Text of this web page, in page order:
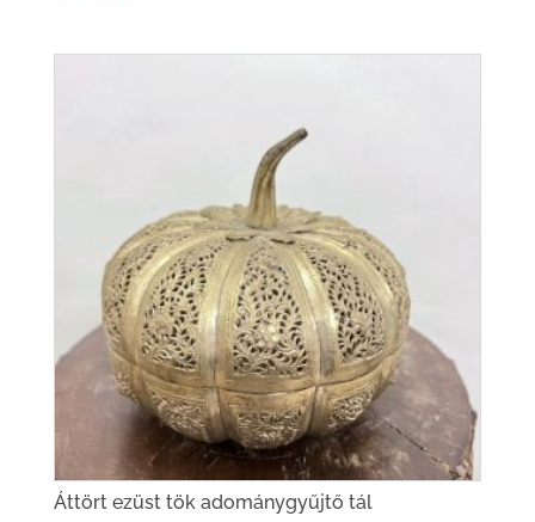
Áttört ezüst tök adománygyűjtő tál